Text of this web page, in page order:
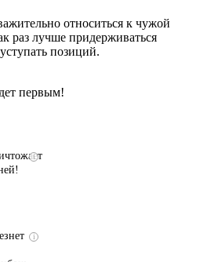
относиться к чужой
раз лучше придерживаться
позиций.
первым!